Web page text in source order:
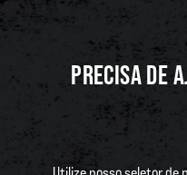
PRECISA DE